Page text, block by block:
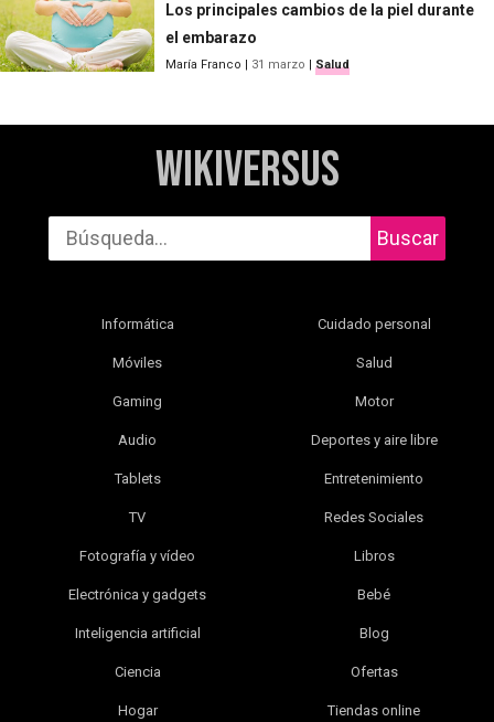
Los principales cambios de la piel durante
el embarazo
María Franco 31 marzo Salud
WikiVersus
Buscar
Informática
Móviles
Gaming
Audio
Tablets
TV
Fotografía y vídeo
Electrónica y gadgets
Inteligencia artificial
Ciencia
Hogar
Cuidado personal
Salud
Motor
Deportes y aire libre
Entretenimiento
Redes Sociales
Libros
Bebé
Blog
Ofertas
Tiendas online